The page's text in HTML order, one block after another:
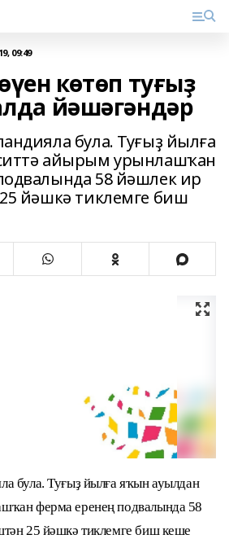
09:49
көтөп туғыҙ
йәшәгәндәр
була. Туғыҙ йылға
айырым урынлашҡан
58 йәшлек ир
йәшкә тиклемге биш
була. Туғыҙ йылға яҡын ауылдан
ферма еренең подвалында 58
25 йәшкә тиклемге биш кеше